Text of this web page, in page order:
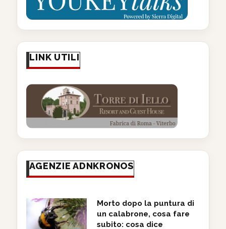
LINK UTILI
AGENZIE ADNKRONOS
Morto dopo la puntura di
un calabrone, cosa fare
subito: cosa dice